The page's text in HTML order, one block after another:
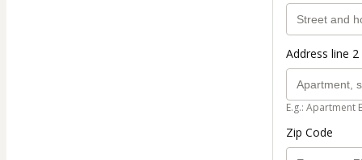
Address line
E.g.: Apartment
Zip Code